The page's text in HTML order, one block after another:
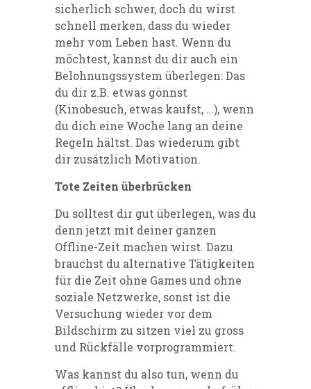
sicherlich schwer, doch du wirst
schnell merken, dass du wieder
mehr vom Leben hast. Wenn du
möchtest, kannst du dir auch ein
Belohnungssystem überlegen: Das
du dir z.B. etwas gönnst
(Kinobesuch, etwas kaufst, …), wenn
du dich eine Woche lang an deine
Regeln hältst. Das wiederum gibt
dir zusätzlich Motivation.
Tote Zeiten überbrücken
Du solltest dir gut überlegen, was du
denn jetzt mit deiner ganzen
Offline-Zeit machen wirst. Dazu
brauchst du alternative Tätigkeiten
für die Zeit ohne Games und ohne
soziale Netzwerke, sonst ist die
Versuchung wieder vor dem
Bildschirm zu sitzen viel zu gross
und Rückfälle vorprogrammiert.
Was kannst du also tun, wenn du